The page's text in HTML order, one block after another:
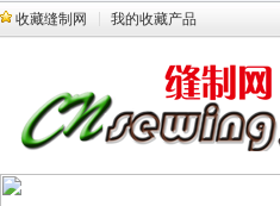
收藏缝制网 我的收藏产品